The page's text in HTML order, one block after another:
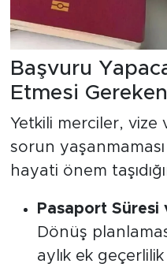
Başvuru
Etmesi
Yetkili merciler, vize
sorun yaşanmaması
hayati önem
Pasaport Süresi
Dönüş
aylık ek